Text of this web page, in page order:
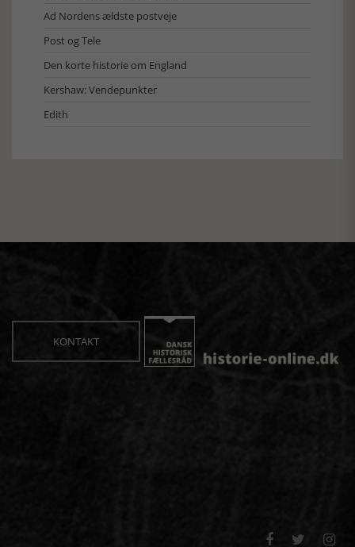
Ad Nordens ældste postveje
Post og Tele
Den korte historie om England
Kershaw: Vendepunkter
Edith
KONTAKT
  